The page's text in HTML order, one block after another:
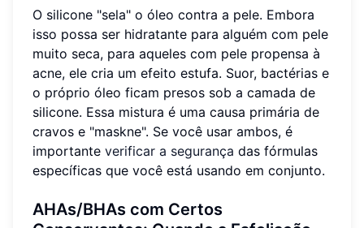
O silicone "sela" o óleo contra a pele. Embora
isso possa ser hidratante para alguém com pele
muito seca, para aqueles com pele propensa à
acne, ele cria um efeito estufa. Suor, bactérias e
o próprio óleo ficam presos sob a camada de
silicone. Essa mistura é uma causa primária de
cravos e "maskne". Se você usar ambos, é
importante verificar a segurança das fórmulas
específicas que você está usando em conjunto.
AHAs/BHAs com Certos